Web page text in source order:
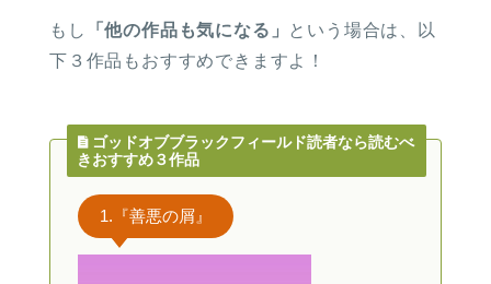
もし 「他の作品も気になる」
という場合は、以
下３作品もおすすめできますよ！
ゴッドオブブラックフィールド読者なら読むべ
きおすすめ３作品
1.『善悪の屑』